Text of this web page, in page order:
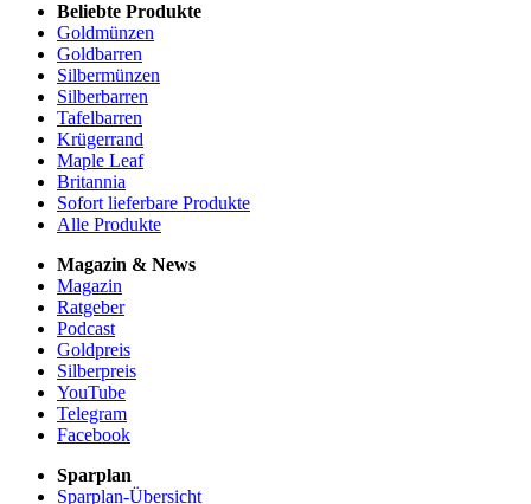
Beliebte Produkte
Goldmünzen
Goldbarren
Silbermünzen
Silberbarren
Tafelbarren
Krügerrand
Maple Leaf
Britannia
Sofort lieferbare Produkte
Alle Produkte
Magazin & News
Magazin
Ratgeber
Podcast
Goldpreis
Silberpreis
YouTube
Telegram
Facebook
Sparplan
Sparplan-Übersicht